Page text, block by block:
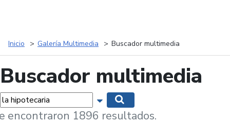
Inicio Galería Multimedia Buscador multimedia
Buscador multimedia
Mostrar opciones de búsqueda
encontraron 1896 resultados.